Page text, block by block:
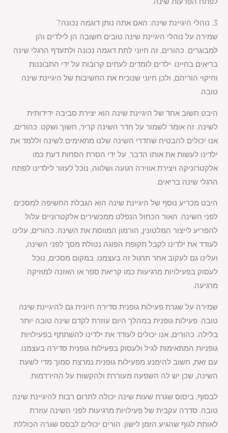
3. נוהלי היגיינת שינה: האם אתה נותן דוגמה נכונה?
שמירה על נוהלי היגיינת שינה טובים חשובה הן לילדים והן
למבוגרים. כהורים, זה חיוני לתת דוגמה נכונה ולתעדף הרגלי שינה
בריאים בחיינו. ילדים לומדים לעתים קרובות על ידי התבוננות
וחיקוי הוריהם, ולכן חיוני שנוכיח את החשיבות של היגיינת שינה
טובה.
היבט חשוב אחד של היגיינת שינה הוא יצירת סביבה ידידותית
לשינה. זה אומר לשמור על חדר השינה קריר, חשוך ושקט. כהורים,
אנו יכולים להבטיח שחדרי השינה שלנו מתאימים לשינה וללמד את
ילדינו לעשות את אותו הדבר. על ידי הסרת הסחות דעת כמו
אלקטרוניקה ויצירת אווירה רגועה ושלווה, נוכל לעזור לילדינו לפתח
הרגלי שינה בריאים.
היבט מכריע נוסף של היגיינת שינה הוא הגבלת החשיפה למסכים
לפני השינה. האור הכחול הנפלט ממכשירים אלקטרוניים עלול
להפריע לייצור המלטונין, הורמון המווסת את השינה. כהורים, עלינו
לעודד את ילדינו לקבל תקופת הפוגה נטולת מסך לפני השינה,
ועלינו גם לעקוב אחר תרגול זה בעצמנו. במקום מסכים, נוכל
לעסוק בפעילויות מרגיעות כמו קריאת ספר או האזנה למוזיקה
מרגיעה.
שמירה על שגרת פעילות גופנית סדירה חיונית גם להיגיינת שינה
טובה. פעילות גופנית במהלך היום עוזרת לקדם שינה טובה יותר
בלילה. כהורים, אנו יכולים לעודד את ילדינו להשתתף בפעילויות
גופניות המתאימות לגיל ולעסוק בפעילות גופנית סדירה בעצמנו.
עם זאת, חשוב להימנע מפעילות גופנית נמרצת סמוך מדי לשעת
השינה, שכן יש לה השפעה מעוררת ולהקשות על ההירדמות.
לבסוף, ביסוס שגרת שעות שינה יכולה לתרום רבות להיגיינת שינה
טובה. סדרה עקבית של פעילויות מרגיעות לפני השינה עוזרת
לאותת לגוף שהגיע הזמן לישון. הורים יכולים לבסס שגרה הכוללת